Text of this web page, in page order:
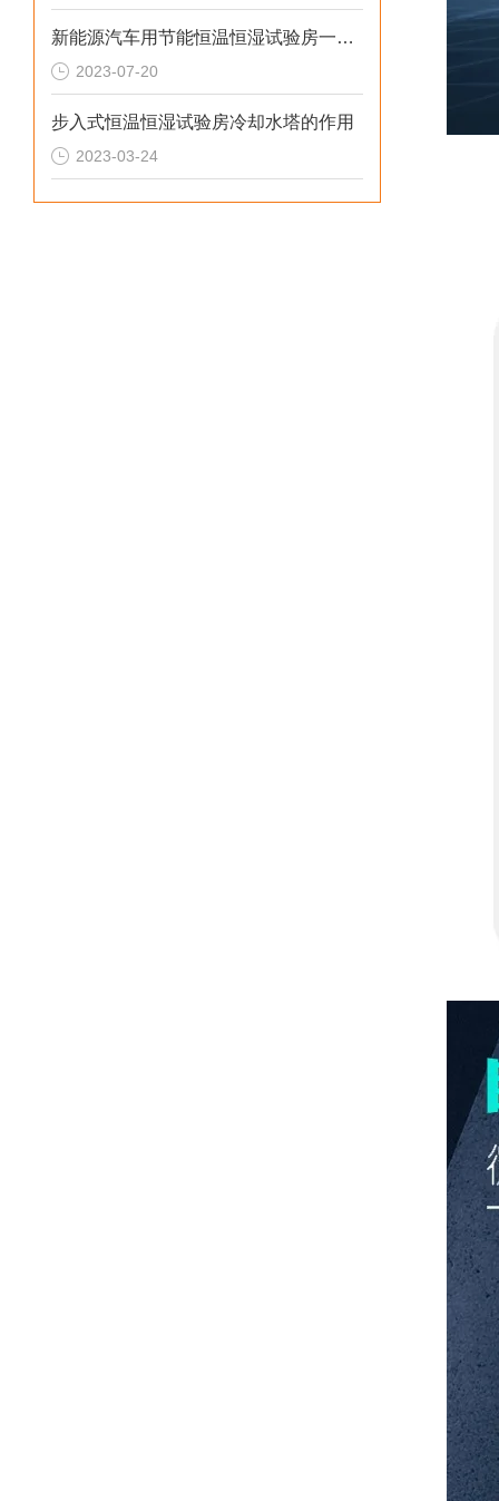
新能源汽车用节能恒温恒湿试验房一般选用多大比较合理？
2023-07-20
步入式恒温恒湿试验房冷却水塔的作用
2023-03-24